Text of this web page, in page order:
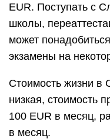
EUR. Поступать с
школы,
может
экзамены на
Стоимость жизни в
низкая, стоимость
100 EUR в месяц,
в месяц.